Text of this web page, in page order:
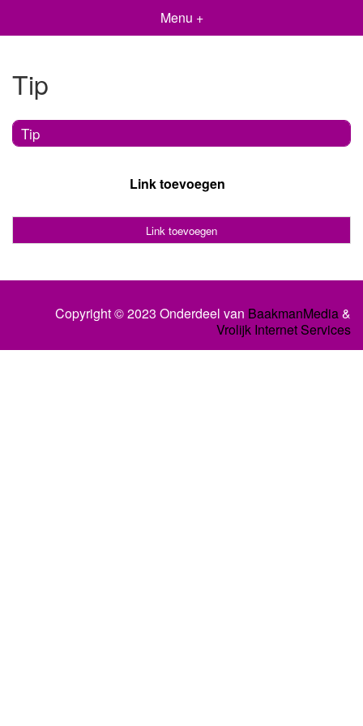
Menu +
Tip
Tip
Link toevoegen
Link toevoegen
Copyright © 2023 Onderdeel van BaakmanMedia&
Vrolijk Internet Services